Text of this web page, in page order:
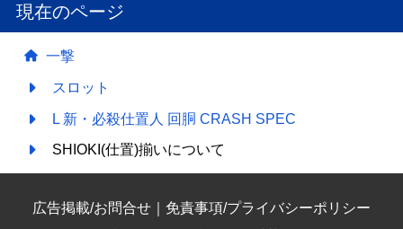
現在のページ
一撃
スロット
L 新・必殺仕置人 回胴 CRASH SPEC
SHIOKI(仕置)揃いについて
広告掲載/お問合せ ｜ 免責事項/プライバシーポリシー